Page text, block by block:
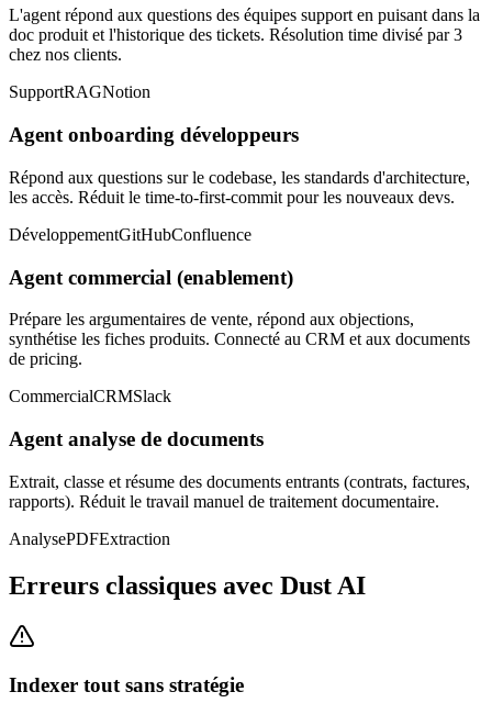
L'agent répond aux questions des équipes support en puisant dans la
doc produit et l'historique des tickets. Résolution time divisé par 3
chez nos clients.
SupportRAGNotion
Agent onboarding développeurs
Répond aux questions sur le codebase, les standards d'architecture,
les accès. Réduit le time-to-first-commit pour les nouveaux devs.
DéveloppementGitHubConfluence
Agent commercial (enablement)
Prépare les argumentaires de vente, répond aux objections,
synthétise les fiches produits. Connecté au CRM et aux documents
de pricing.
CommercialCRMSlack
Agent analyse de documents
Extrait, classe et résume des documents entrants (contrats, factures,
rapports). Réduit le travail manuel de traitement documentaire.
AnalysePDFExtraction
Erreurs classiques avec Dust AI
Indexer tout sans stratégie